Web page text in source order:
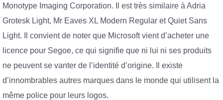
Monotype Imaging Corporation. Il est très similaire à Adria
Grotesk Light, Mr Eaves XL Modern Regular et Quiet Sans
Light. Il convient de noter que Microsoft vient d’acheter une
licence pour Segoe, ce qui signifie que ni lui ni ses produits
ne peuvent se vanter de l’identité d’origine. Il existe
d’innombrables autres marques dans le monde qui utilisent la
même police pour leurs logos.